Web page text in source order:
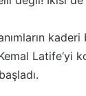
kaderi
Latife‘yi